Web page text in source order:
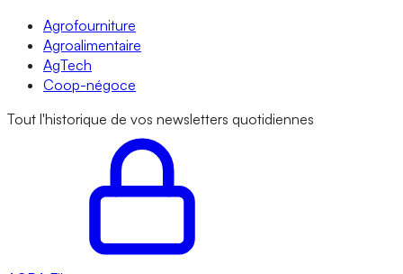
Agrofourniture
Agroalimentaire
AgTech
Coop-négoce
Tout l'historique de vos newsletters quotidiennes